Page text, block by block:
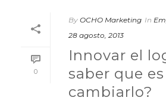
0
By OCHO Marketing In
28 agosto, 2013
Innovar el
saber que
cambiarlo?